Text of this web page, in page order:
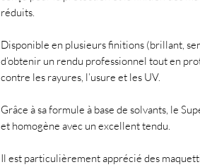
réduits.
Disponible en plusieurs finitions (brillant,
d’obtenir un rendu professionnel tout en
contre les rayures, l’usure et les UV.
Grâce à sa formule à base de solvants, le
et homogène avec un excellent tendu.
Il est particulièrement apprécié des